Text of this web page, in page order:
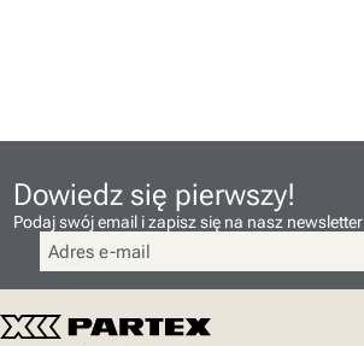
Dowiedz się pierwszy!
Podaj swój email i zapisz się na nasz newsletter